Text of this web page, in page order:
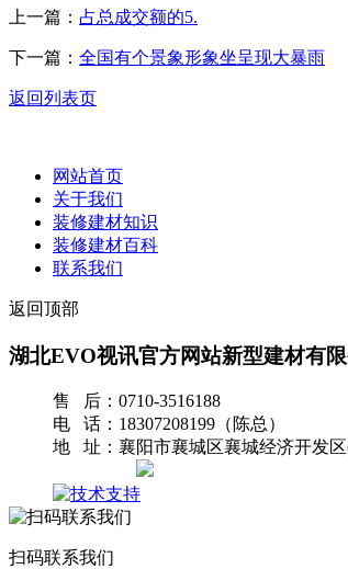
上一篇： 占总成交额的5.
下一篇： 全国有个景象形象坐呈现大暴雨
返回列表页
网站首页
关于我们
装修建材知识
装修建材百科
联系我们
返回顶部
湖北EVO视讯官方网站新型建材有限
售 后：0710-3516188
电 话：18307208199（陈总）
地 址：襄阳市襄城区襄城经济开发
扫码联系我们